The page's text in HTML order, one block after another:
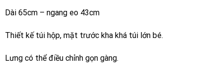
Dài 65cm – ngang eo 43cm
Thiết kế túi hộp, mặt trước kha khá túi lớn bé.
Lưng có thể điều chỉnh gọn gàng.